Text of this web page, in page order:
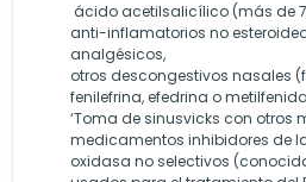
ácido acetilsalicílico (más de
anti-inflamatorios no
analgésicos,
otros descongestivos nasales
fenilefrina, efedrina o
‘Toma de sinusvicks con otros
medicamentos inhibidores de
oxidasa no selectivos